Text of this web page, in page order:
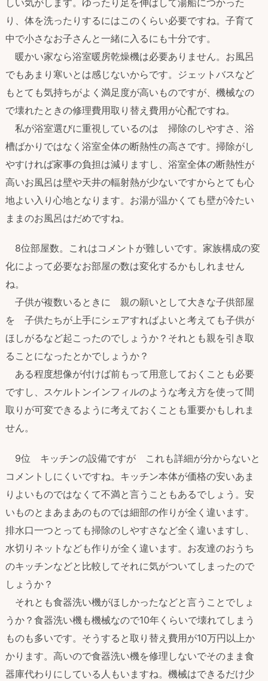
り、体を洗ったりするにはこのくらい必要ですね。子育て
中で小さなお子さんと一緒に入るにも十分です。
暖かい家なら浴室暖房乾燥機は必要ありません。お風呂
でもあまり寒いとは感じないからです。ジェットバスなど
もとても気持ちがよく満足度が高いものですが、機械なの
で壊れたときの修理費用取り替え費用が心配ですね。
私が浴室選びに重視しているのは 掃除のしやすさ、浴
槽ばかりではなく浴室全体の断熱性の高さです。掃除がし
やすければ家事の負担は減りますし、浴室全体の断熱性が
高いお風呂は壁や天井の輻射熱が少ないですからとても心
地よい入り心地となります。お湯が温かくても壁が冷たい
ままのお風呂はだめですね。
8位部屋数。これはコメントが難しいです。家族構成の変
化によって必要なお部屋の数は変化するかもしれません
ね。
子供が複数いるときに 親の願いとして大きな子供部屋
を 子供たちが上手にシェアすればよいと考えても子供が
ほしがるなど起こったのでしょうか？それとも親を引き取
ることになったとかでしょうか？
ある程度想像が付けば前もって用意しておくことも必要
ですし、スケルトンインフィルのような考え方を使って間
取りが可変できるように考えておくことも重要かもしれま
せん。
9位 キッチンの設備ですが これも詳細が分からないと
コメントしにくいですね。キッチン本体が価格の安いあま
りよいものではなくて不満と言うこともあるでしょう。安
いものとまあまあのものでは細部の作りが全く違います。
排水口一つとっても掃除のしやすさなど全く違いますし、
水切りネットなども作りが全く違います。お友達のおうち
のキッチンなどと比較してそれに気がついてしまったので
しょうか？
それとも食器洗い機がほしかったなどと言うことでしょ
うか？食器洗い機も機械なので10年くらいで壊れてしまう
ものも多いです。そうすると取り替え費用が10万円以上か
かります。高いので食器洗い機を修理しないでそのまま食
器庫代わりにしている人もいますね。機械はできるだけ少